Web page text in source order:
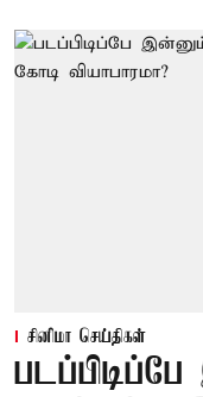
சினிமா செய்திகள்